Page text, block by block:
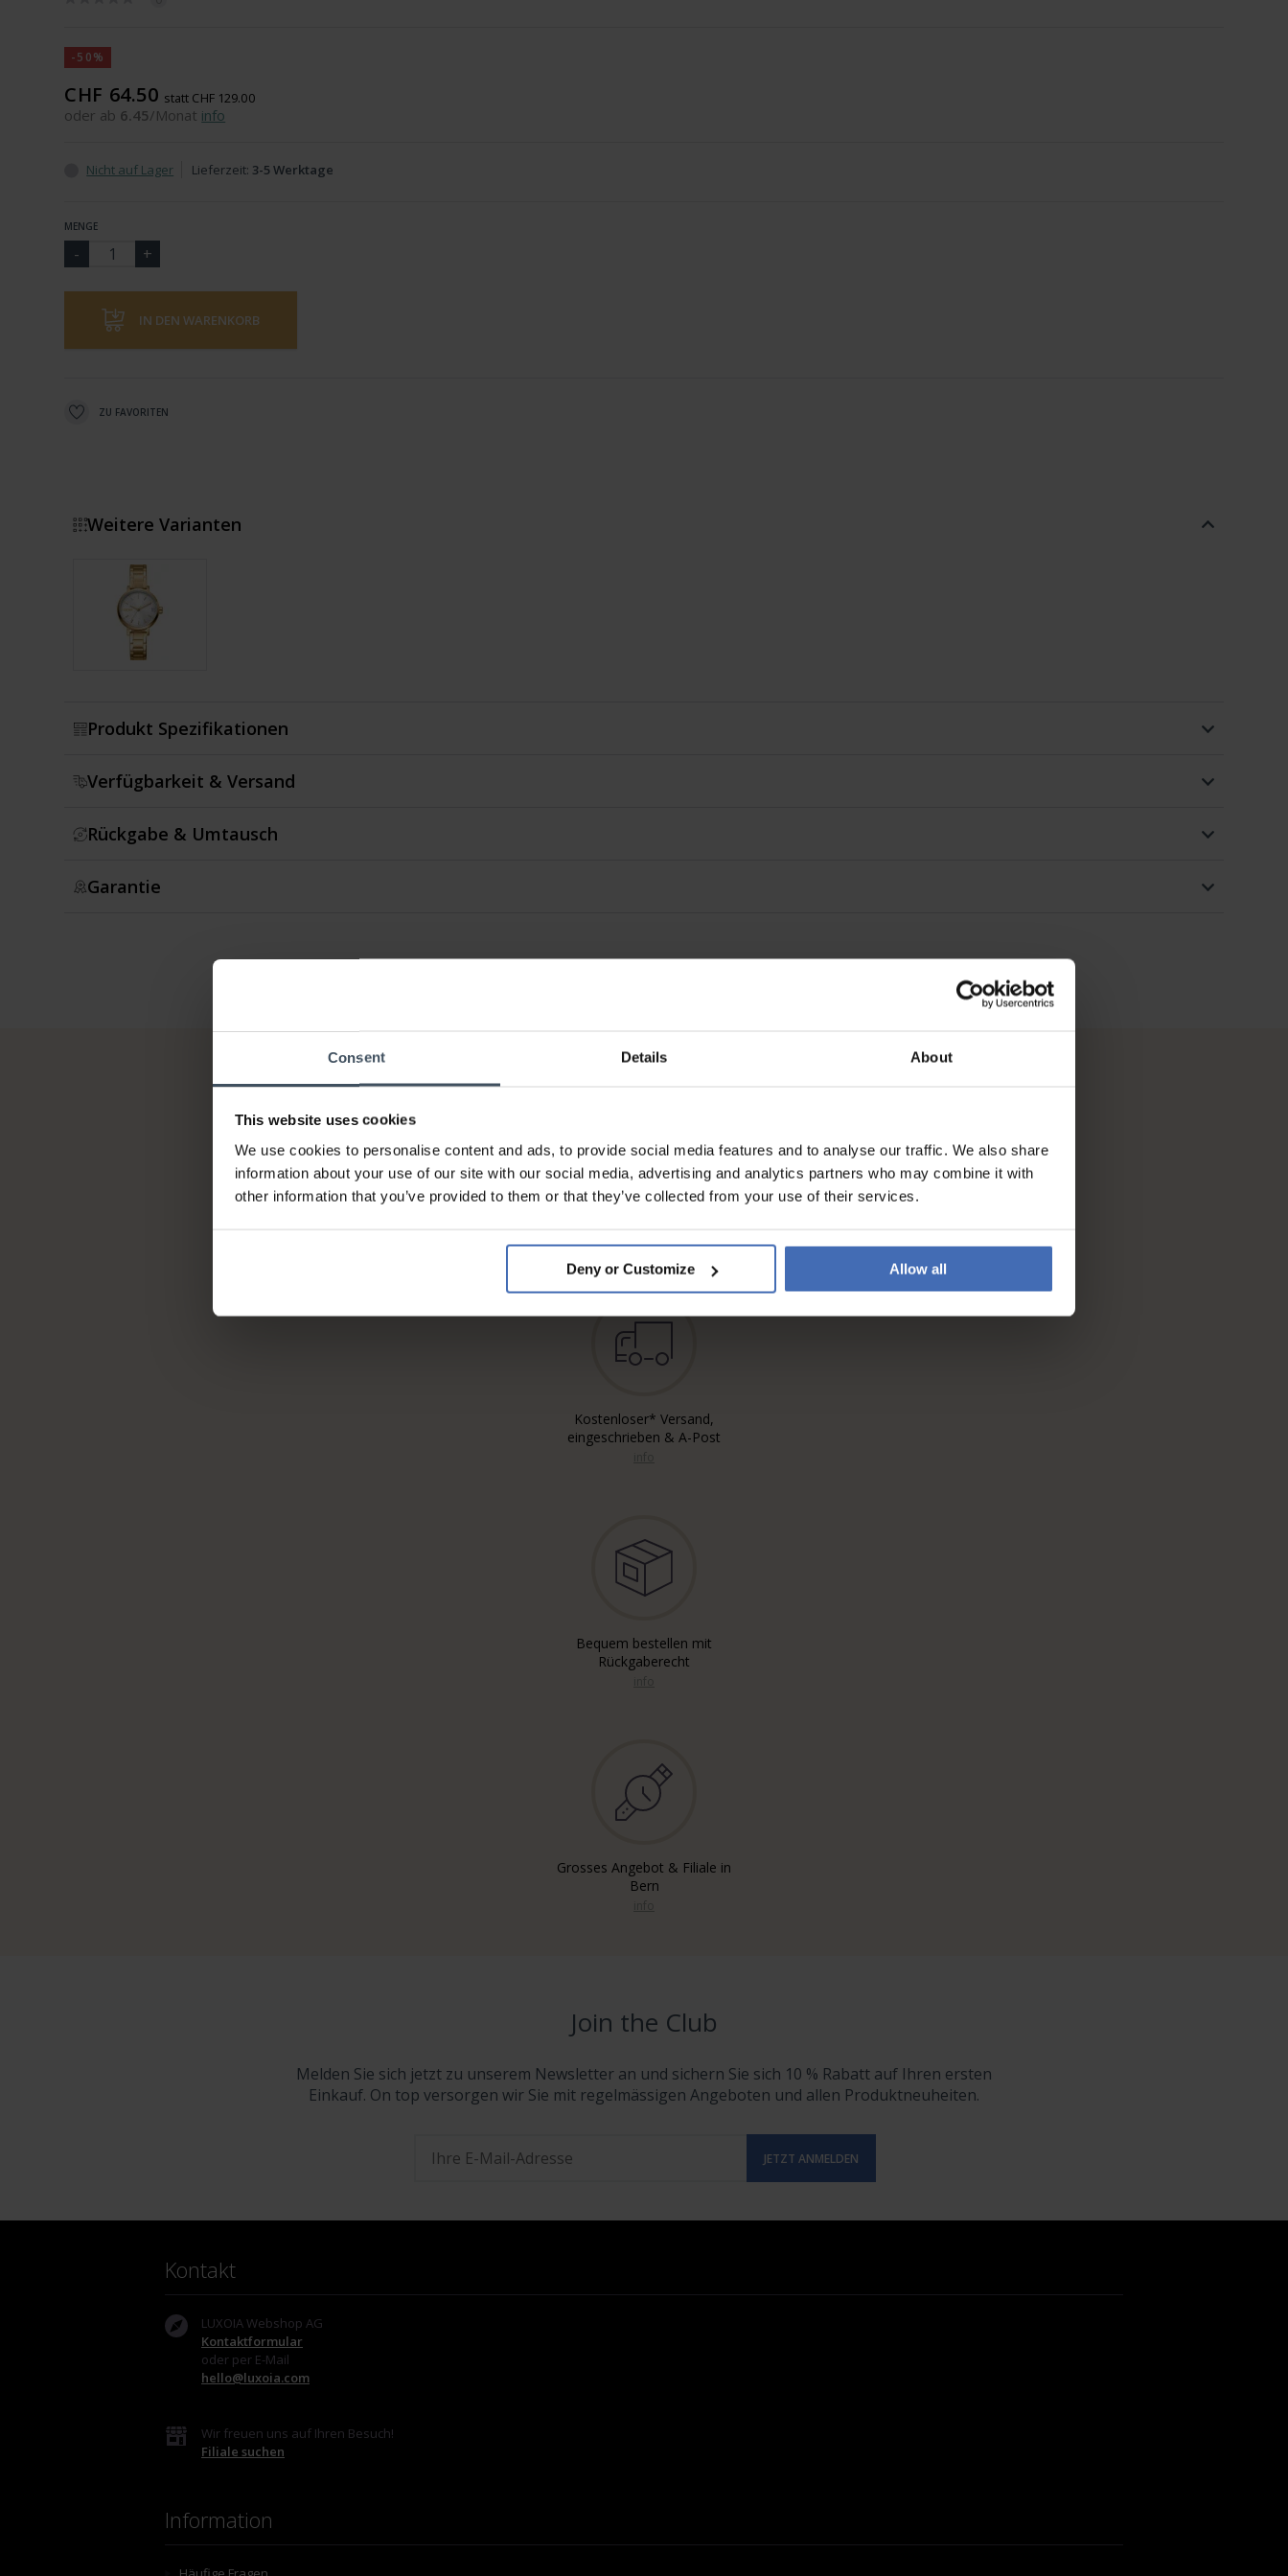
Consent Details About
This website uses cookies
We use cookies to personalise content and ads, to provide social media features and to analyse our traffic. We also share
information about your use of our site with our social media, advertising and analytics partners who may combine it with
other information that you’ve provided to them or that they’ve collected from your use of their services.
Deny or Customize Allow all
-50%
CHF 64.50 statt CHF 129.00
oder ab 6.45/Monat info
Nicht auf Lager Lieferzeit: 3-5 Werktage
MENGE
IN DEN WARENKORB
ZU FAVORITEN
Weitere Varianten
Produkt Spezifikationen
Verfügbarkeit & Versand
Rückgabe & Umtausch
Garantie
Rechnung & Ratenzahlung bis
Kostenloser* Versand,
eingeschrieben & A-Post
Bequem bestellen mit
Rückgaberecht
Grosses Angebot & Filiale in
Bern
Join the Club
Melden Sie sich jetzt zu unserem Newsletter an und sichern Sie sich 10 % Rabatt auf Ihren ersten
Einkauf. On top versorgen wir Sie mit regelmässigen Angeboten und allen Produktneuheiten.
Kontakt
LUXOIA Webshop AG
Kontaktformular
oder per E-Mail
hello@luxoia.com
Wir freuen uns auf Ihren Besuch!
Filiale suchen
Information